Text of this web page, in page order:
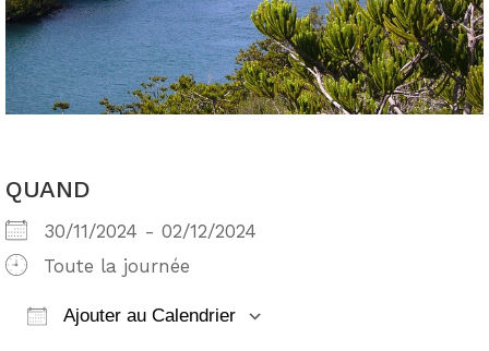
QUAND
30/11/2024 - 02/12/2024
Toute la journée
Ajouter au Calendrier